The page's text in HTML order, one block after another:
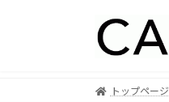
トップページ